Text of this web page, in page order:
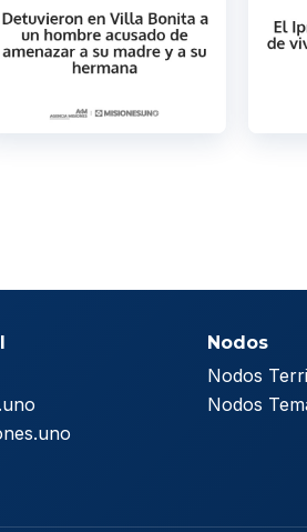
Nodos
Nodos
Nodos